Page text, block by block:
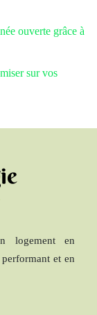
ouverte grâce à
sur vos
logement en
et en